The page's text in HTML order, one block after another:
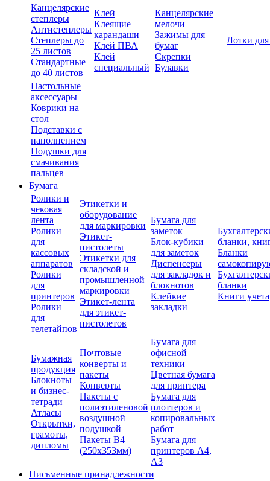
Канцелярские
степлеры
Антистеплеры
Степлеры до
25 листов
Стандартные
до 40 листов
Клей
Клеящие
карандаши
Клей ПВА
Клей
специальный
Канцелярские
мелочи
Зажимы для
бумаг
Скрепки
Булавки
Лотки
Настольные
аксессуары
Коврики на
стол
Подставки с
наполнением
Подушки для
смачивания
пальцев
Бумага
Ролики и
чековая
лента
Ролики
для
кассовых
аппаратов
Ролики
для
принтеров
Ролики
для
телетайпов
Этикетки и
оборудование
для маркировки
Этикет-
пистолеты
Этикетки для
складской и
промышленной
маркировки
Этикет-лента
для этикет-
пистолетов
Бумага для
заметок
Блок-кубики
для заметок
Диспенсеры
для закладок и
блокнотов
Клейкие
закладки
бланки,
Бланки
бланки
Книги учета
Бумажная
продукция
Блокноты
и бизнес-
тетради
Атласы
Открытки,
грамоты,
дипломы
Почтовые
конверты и
пакеты
Конверты
Пакеты с
полиэтиленовой
воздушной
подушкой
Пакеты В4
(250х353мм)
Бумага для
офисной
техники
Цветная бумага
для принтера
Бумага для
плоттеров и
копировальных
работ
Бумага для
принтеров А4,
А3
Письменные принадлежности